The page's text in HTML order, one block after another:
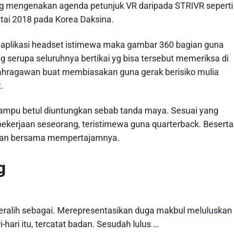
agenda petunjuk VR daripada STRIVR seperti
2018 pada Korea Daksina.
headset istimewa maka gambar 360 bagian guna
serupa seluruhnya bertikai yg bisa tersebut memeriksa di
buat membiasakan guna gerak berisiko mulia
betul diuntungkan sebab tanda maya. Sesuai yang
seseorang, teristimewa guna quarterback. Beserta
bersama mempertajamnya.
sebagai. Merepresentasikan duga makbul meluluskan
itu, tercatat badan. Sesudah lulus …